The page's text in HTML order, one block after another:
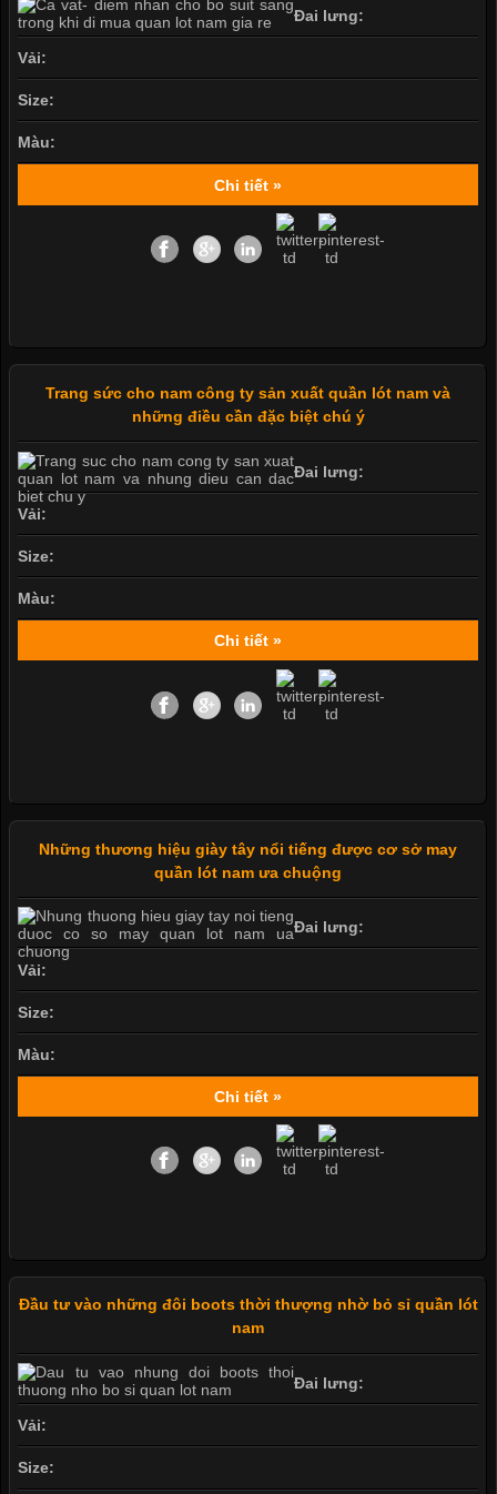
Đai lưng:
Vải:
Size:
Màu:
Chi tiết »
Trang sức cho nam công ty sản xuất quần lót nam và
những điều cần đặc biệt chú ý
Đai lưng:
Vải:
Size:
Màu:
Chi tiết »
Những thương hiệu giày tây nổi tiếng được cơ sở may
quần lót nam ưa chuộng
Đai lưng:
Vải:
Size:
Màu:
Chi tiết »
Đầu tư vào những đôi boots thời thượng nhờ bỏ sỉ quần lót
nam
Đai lưng:
Vải:
Size: